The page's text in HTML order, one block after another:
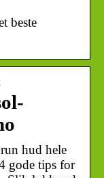
beste
hud hele
gode tips for